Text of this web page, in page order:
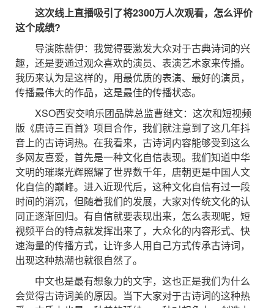
这次线上直播吸引了将2300万人次观看，怎么评价
这个成绩?
导演陈薪伊：我觉得要激发大众对于古典诗词的兴
趣，还是要通过观众喜欢的演员、表演艺术家来传播。
我历来认为是这样的，用最优质的表演、最好的演员，
传播最伟大的作品，这是最佳的传播状态。
XSO西安交响乐团品牌总监曹继文：这次和短视频
版《唐诗三百首》项目合作，我们就注意到了这几年抖
音上的古诗词热。在我看来，古诗词内容能够受到这么
多网友喜爱，首先是一种文化自信表现。我们知道中华
文明的璀璨光辉照耀了世界数千年，唐朝更是中国人文
化自信的巅峰。进入近现代后，这种文化自信有过一段
时间的消沉，但随着我们的发展，大家对传统文化的认
同正逐渐回归。有自信就要表现出来，怎么表现呢，短
视频平台的特点就发挥出来了，大众化的内容形式、快
速海量的传播方式，让许多人用自己方式传承古诗词，
出现这种热潮也就很自然了。
中文也是最有想象力的文字，这也正是我们为什么
会觉得古诗词美的原因。当下大家对于古诗词的这种热